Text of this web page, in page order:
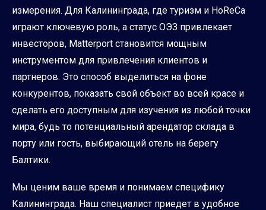
измерения. Для Калининграда, где туризм и HoReCa
играют ключевую роль, а статус ОЭЗ привлекает
инвесторов, Matterport становится мощным
инструментом для привлечения клиентов и
партнеров. Это способ выделиться на фоне
конкурентов, показать свой объект во всей красе и
сделать его доступным для изучения из любой точки
мира, будь то потенциальный арендатор склада в
порту или гость, выбирающий отель на берегу
Балтики.
Мы ценим ваше время и понимаем специфику
Калининграда. Наш специалист приедет в удобное